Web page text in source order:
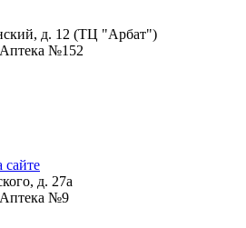
д. 12 (ТЦ "Арбат")
№152
сайте
д. 27а
№9